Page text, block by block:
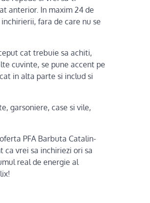
anterior. In maxim 24 de
fara de care nu se
cat trebuie sa achiti,
cuvinte, se pune accent pe
in alta parte si includ si
garsoniere, case si vile,
PFA Barbuta Catalin-
ca vrei sa inchiriezi ori sa
real de energie al